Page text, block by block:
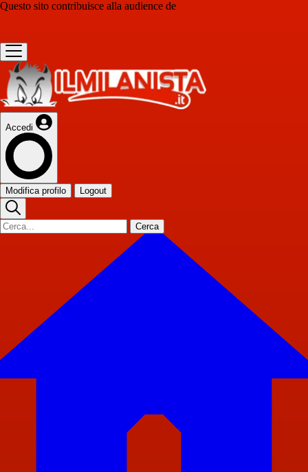
Questo sito contribuisce alla audience de
Accedi
Modifica profilo Logout
Cerca